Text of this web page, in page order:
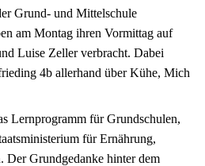
Grund- und Mittelschule
am Montag ihren Vormittag auf
Luise Zeller verbracht. Dabei
4b allerhand über Kühe, Mich
Lernprogramm für Grundschulen,
für Ernährung,
Der Grundgedanke hinter dem